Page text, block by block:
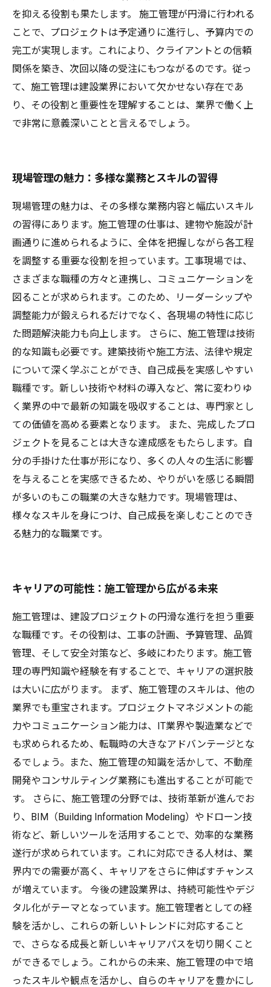
を抑える役割も果たします。 施工管理が円滑に行われる
ことで、プロジェクトは予定通りに進行し、予算内での
完工が実現します。これにより、クライアントとの信頼
関係を築き、次回以降の受注にもつながるのです。従っ
て、施工管理は建設業界において欠かせない存在であ
り、その役割と重要性を理解することは、業界で働く上
で非常に意義深いことと言えるでしょう。
現場管理の魅力：多様な業務とスキルの習得
現場管理の魅力は、その多様な業務内容と幅広いスキル
の習得にあります。施工管理の仕事は、建物や施設が計
画通りに進められるように、全体を把握しながら各工程
を調整する重要な役割を担っています。工事現場では、
さまざまな職種の方々と連携し、コミュニケーションを
図ることが求められます。このため、リーダーシップや
調整能力が鍛えられるだけでなく、各現場の特性に応じ
た問題解決能力も向上します。 さらに、施工管理は技術
的な知識も必要です。建築技術や施工方法、法律や規定
について深く学ぶことができ、自己成長を実感しやすい
職種です。新しい技術や材料の導入など、常に変わりゆ
く業界の中で最新の知識を吸収することは、専門家とし
ての価値を高める要素となります。 また、完成したプロ
ジェクトを見ることは大きな達成感をもたらします。自
分の手掛けた仕事が形になり、多くの人々の生活に影響
を与えることを実感できるため、やりがいを感じる瞬間
が多いのもこの職業の大きな魅力です。現場管理は、
様々なスキルを身につけ、自己成長を楽しむことのでき
る魅力的な職業です。
キャリアの可能性：施工管理から広がる未来
施工管理は、建設プロジェクトの円滑な進行を担う重要
な職種です。その役割は、工事の計画、予算管理、品質
管理、そして安全対策など、多岐にわたります。施工管
理の専門知識や経験を有することで、キャリアの選択肢
は大いに広がります。 まず、施工管理のスキルは、他の
業界でも重宝されます。プロジェクトマネジメントの能
力やコミュニケーション能力は、IT業界や製造業などで
も求められるため、転職時の大きなアドバンテージとな
るでしょう。また、施工管理の知識を活かして、不動産
開発やコンサルティング業務にも進出することが可能で
す。 さらに、施工管理の分野では、技術革新が進んでお
り、BIM（Building Information Modeling）やドローン技
術など、新しいツールを活用することで、効率的な業務
遂行が求められています。これに対応できる人材は、業
界内での需要が高く、キャリアをさらに伸ばすチャンス
が増えています。 今後の建設業界は、持続可能性やデジ
タル化がテーマとなっています。施工管理者としての経
験を活かし、これらの新しいトレンドに対応すること
で、さらなる成長と新しいキャリアパスを切り開くこと
ができるでしょう。これからの未来、施工管理の中で培
ったスキルや観点を活かし、自らのキャリアを豊かにし